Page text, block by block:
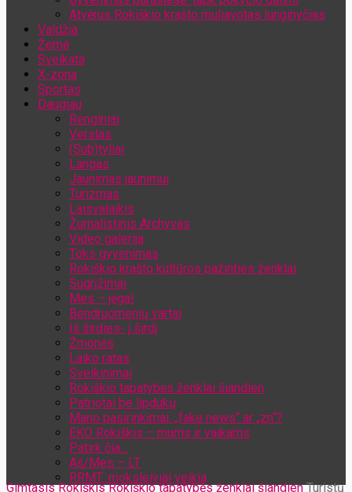
Atvėrus Rokiškio krašto muliavotas lunginyčias
Valdžia
Žemė
Sveikata
X-zona
Sportas
Daugiau
Renginiai
Verslas
(Sub)tyliai
Langas
Jaunimas jaunimui
Turizmas
Laisvalaikis
Žurnalistinis Archyvas
Video galerija
Toks gyvenimas
Rokiškio krašto kultūros pažinties ženklai
Sugrįžimai
Mes – jėga!
Bendruomenių vartai
Iš širdies- į širdį
Žmonės
Laiko ratas
Sveikinimai
Rokiškio tapatybės ženklai šiandien
Patriotai be lipdukų
Mano pasirinkimai: „fake news“ ar „zn“?
EKO Rokiškis – mums ir vaikams
Patirk čia…
Aš/Mes – LT
RRMT: moksleiviai veikia
Gimtasis Rokiškis Rokiškio tapatybės ženklai šiandien Turistų